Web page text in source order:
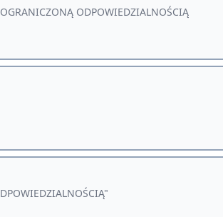
ODPOWIEDZIALNOŚCIĄ